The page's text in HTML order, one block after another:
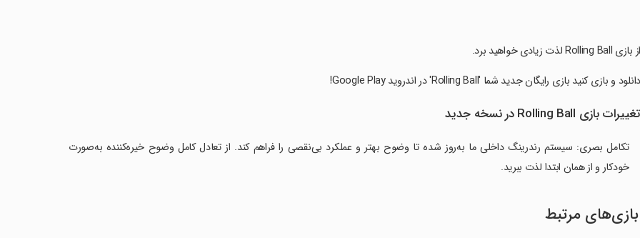
‏از بازی Rolling Ball لذت زیادی خواهید برد.
‏دانلود و بازی کنید بازی رایگان جدید شما 'Rolling Ball' در اندروید Google Play!
تغییرات بازی Rolling Ball در نسخه جدید
تکامل بصری: سیستم رندرینگ داخلی ما به‌روز شده تا وضوح بهتر و عملکرد بی‌نقصی را فراهم کند. از تعادل کامل وضوح خیره‌کننده به‌صورت
خودکار و از همان ابتدا لذت ببرید.
بازی‌های مرتبط